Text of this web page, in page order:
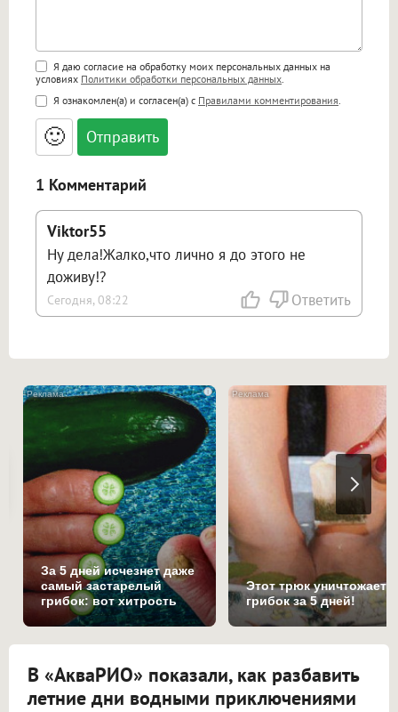
Поддержка HTML
<b>, <strong>, <u>, <i>, <em>, <s>, <big>,
<small>, <sup>, <sub>, <pre>, <ul>, <ol>, <li>,
<blockquote>, <code> экранирует HTML,
адреса URL автоматически становятся
ссылками, и [img]адрес[/img] будет
Я даю согласие на обработку моих персональных данных на
условиях Политики обработки персональных данных.
Я ознакомлен(а) и согласен(а) с Правилами комментирования.
🙂
1 Комментарий
Viktor55
Ну дела!Жалко,что лично я до этого не
доживу!?
Сегодня, 08:22 Ответить
i
За 5 дней исчезнет даже
самый застарелый
грибок: вот хитрость
Этот трюк уничтожает
грибок за 5 дней!
В «АкваРИО» показали, как разбавить
летние дни водными приключениями